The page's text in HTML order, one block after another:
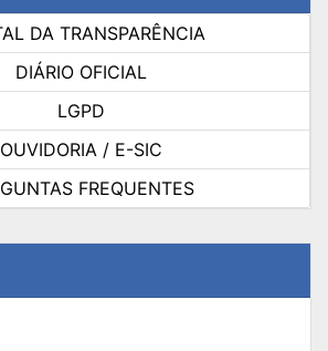
DA TRANSPARÊNCIA
DIÁRIO OFICIAL
LGPD
OUVIDORIA / E-SIC
FREQUENTES